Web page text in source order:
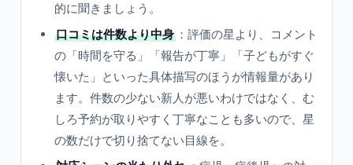
的に聞きましょう。
口コミは件数より中身 ：評価の星より、コメント
の「時間を守る」「報告が丁寧」「子どもがすぐ
懐いた」といった具体描写のほうが情報量があり
ます。件数の少ない新人が悪いわけではなく、む
しろ予約が取りやすく丁寧なことも多いので、星
の数だけで切り捨てない目線を。